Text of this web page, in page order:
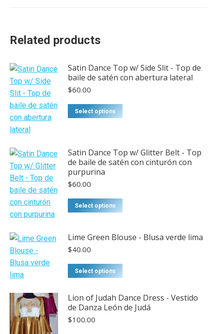
Related products
Satin Dance Top w/ Side Slit - Top de
baile de satén con abertura lateral
$60.00
Select options
variants.
the
page
Satin Dance Top w/ Glitter Belt - Top
de baile de satén con cinturón con
purpurina
$60.00
Select options
multiple
The
options
be
chosen
Lime Green Blouse - Blusa verde lima
$40.00
Select options
Lion of Judah Dance Dress - Vestido
de Danza León de Judá
$100.00